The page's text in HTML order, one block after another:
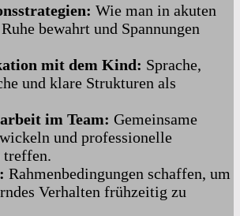
Wie man in akuten
bewahrt und Spannungen
mit dem Kind: Sprache,
und klare Strukturen als
im Team: Gemeinsame
und professionelle
treffen.
Rahmenbedingungen schaffen, um
Verhalten frühzeitig zu